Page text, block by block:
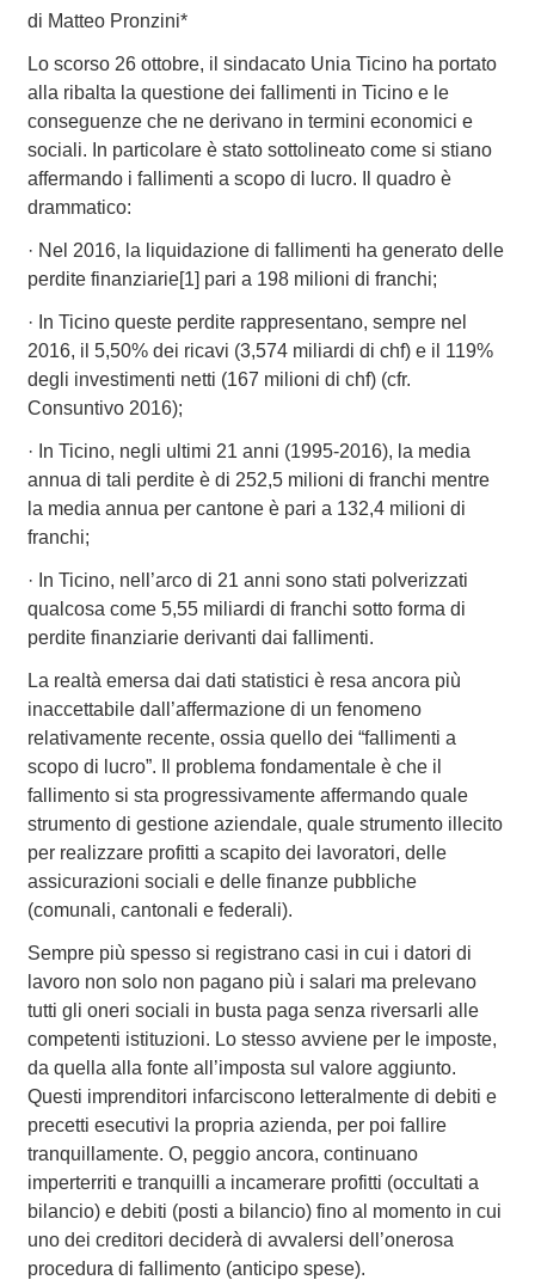
di Matteo Pronzini*
Lo scorso 26 ottobre, il sindacato Unia Ticino ha portato
alla ribalta la questione dei fallimenti in Ticino e le
conseguenze che ne derivano in termini economici e
sociali. In particolare è stato sottolineato come si stiano
affermando i fallimenti a scopo di lucro. Il quadro è
drammatico:
· Nel 2016, la liquidazione di fallimenti ha generato delle
perdite finanziarie[1] pari a 198 milioni di franchi;
· In Ticino queste perdite rappresentano, sempre nel
2016, il 5,50% dei ricavi (3,574 miliardi di chf) e il 119%
degli investimenti netti (167 milioni di chf) (cfr.
Consuntivo 2016);
· In Ticino, negli ultimi 21 anni (1995-2016), la media
annua di tali perdite è di 252,5 milioni di franchi mentre
la media annua per cantone è pari a 132,4 milioni di
franchi;
· In Ticino, nell’arco di 21 anni sono stati polverizzati
qualcosa come 5,55 miliardi di franchi sotto forma di
perdite finanziarie derivanti dai fallimenti.
La realtà emersa dai dati statistici è resa ancora più
inaccettabile dall’affermazione di un fenomeno
relativamente recente, ossia quello dei “fallimenti a
scopo di lucro”. Il problema fondamentale è che il
fallimento si sta progressivamente affermando quale
strumento di gestione aziendale, quale strumento illecito
per realizzare profitti a scapito dei lavoratori, delle
assicurazioni sociali e delle finanze pubbliche
(comunali, cantonali e federali).
Sempre più spesso si registrano casi in cui i datori di
lavoro non solo non pagano più i salari ma prelevano
tutti gli oneri sociali in busta paga senza riversarli alle
competenti istituzioni. Lo stesso avviene per le imposte,
da quella alla fonte all’imposta sul valore aggiunto.
Questi imprenditori infarciscono letteralmente di debiti e
precetti esecutivi la propria azienda, per poi fallire
tranquillamente. O, peggio ancora, continuano
imperterriti e tranquilli a incamerare profitti (occultati a
bilancio) e debiti (posti a bilancio) fino al momento in cui
uno dei creditori deciderà di avvalersi dell’onerosa
procedura di fallimento (anticipo spese).